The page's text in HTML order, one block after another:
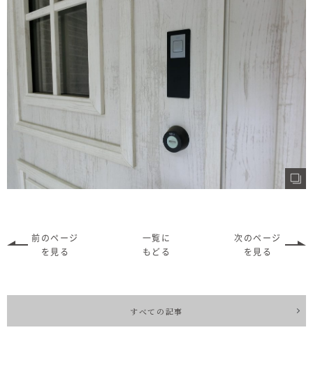
お問い合わせ
お電話での
お問い合わ
せ
0120-37-
1806
前のページ
を見る
一覧に
もどる
次のページ
を見る
すべての記事